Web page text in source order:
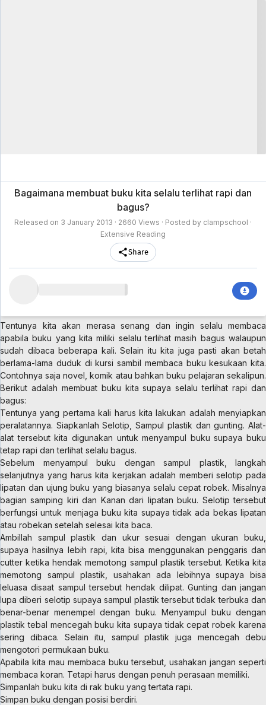
Bagaimana membuat buku kita selalu terlihat rapi dan
bagus?
Released on 3 January 2013 · 2660 Views · Posted by clampschool ·
Extensive Reading
Share
Tentunya kita akan merasa senang dan ingin selalu membaca
apabila buku yang kita miliki selalu terlihat masih bagus walaupun
sudah dibaca beberapa kali. Selain itu kita juga pasti akan betah
berlama-lama duduk di kursi sambil membaca buku kesukaan kita.
Contohnya saja novel, komik atau bahkan buku pelajaran sekalipun.
Berikut adalah membuat buku kita supaya selalu terlihat rapi dan
bagus:
Tentunya yang pertama kali harus kita lakukan adalah menyiapkan
peralatannya. Siapkanlah Selotip, Sampul plastik dan gunting. Alat-
alat tersebut kita digunakan untuk menyampul buku supaya buku
tetap rapi dan terlihat selalu bagus.
Sebelum menyampul buku dengan sampul plastik, langkah
selanjutnya yang harus kita kerjakan adalah memberi selotip pada
lipatan dan ujung buku yang biasanya selalu cepat robek. Misalnya
bagian samping kiri dan Kanan dari lipatan buku. Selotip tersebut
berfungsi untuk menjaga buku kita supaya tidak ada bekas lipatan
atau robekan setelah selesai kita baca.
Ambillah sampul plastik dan ukur sesuai dengan ukuran buku,
supaya hasilnya lebih rapi, kita bisa menggunakan penggaris dan
cutter ketika hendak memotong sampul plastik tersebut. Ketika kita
memotong sampul plastik, usahakan ada lebihnya supaya bisa
leluasa disaat sampul tersebut hendak dilipat. Gunting dan jangan
lupa diberi selotip supaya sampul plastik tersebut tidak terbuka dan
benar-benar menempel dengan buku. Menyampul buku dengan
plastik tebal mencegah buku kita supaya tidak cepat robek karena
sering dibaca. Selain itu, sampul plastik juga mencegah debu
mengotori permukaan buku.
Apabila kita mau membaca buku tersebut, usahakan jangan seperti
membaca koran. Tetapi harus dengan penuh perasaan memiliki.
Simpanlah buku kita di rak buku yang tertata rapi.
Simpan buku dengan posisi berdiri.